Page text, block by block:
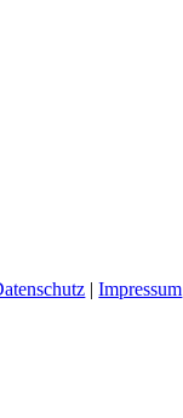
|Impressum